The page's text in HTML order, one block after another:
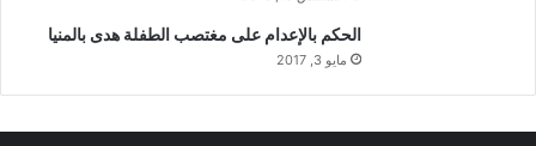
الحكم بالإعدام على مغتصب الطفلة هدى بالمنيا
مايو 3, 2017